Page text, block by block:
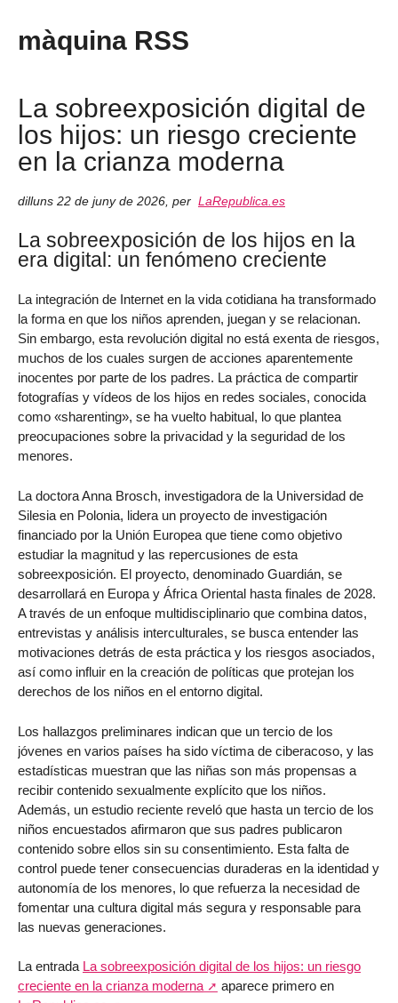
màquina RSS
La sobreexposición digital de
los hijos: un riesgo creciente
en la crianza moderna
dilluns 22 de juny de 2026 per LaRepublica.es
La sobreexposición de los hijos en la
era digital: un fenómeno creciente
La integración de Internet en la vida cotidiana ha transformado
la forma en que los niños aprenden, juegan y se relacionan.
Sin embargo, esta revolución digital no está exenta de riesgos,
muchos de los cuales surgen de acciones aparentemente
inocentes por parte de los padres. La práctica de compartir
fotografías y vídeos de los hijos en redes sociales, conocida
como «sharenting», se ha vuelto habitual, lo que plantea
preocupaciones sobre la privacidad y la seguridad de los
menores.
La doctora Anna Brosch, investigadora de la Universidad de
Silesia en Polonia, lidera un proyecto de investigación
financiado por la Unión Europea que tiene como objetivo
estudiar la magnitud y las repercusiones de esta
sobreexposición. El proyecto, denominado Guardián, se
desarrollará en Europa y África Oriental hasta finales de 2028.
A través de un enfoque multidisciplinario que combina datos,
entrevistas y análisis interculturales, se busca entender las
motivaciones detrás de esta práctica y los riesgos asociados,
así como influir en la creación de políticas que protejan los
derechos de los niños en el entorno digital.
Los hallazgos preliminares indican que un tercio de los
jóvenes en varios países ha sido víctima de ciberacoso, y las
estadísticas muestran que las niñas son más propensas a
recibir contenido sexualmente explícito que los niños.
Además, un estudio reciente reveló que hasta un tercio de los
niños encuestados afirmaron que sus padres publicaron
contenido sobre ellos sin su consentimiento. Esta falta de
control puede tener consecuencias duraderas en la identidad y
autonomía de los menores, lo que refuerza la necesidad de
fomentar una cultura digital más segura y responsable para
las nuevas generaciones.
La entrada La sobreexposición digital de los hijos: un riesgo
creciente en la crianza moderna
aparece primero en